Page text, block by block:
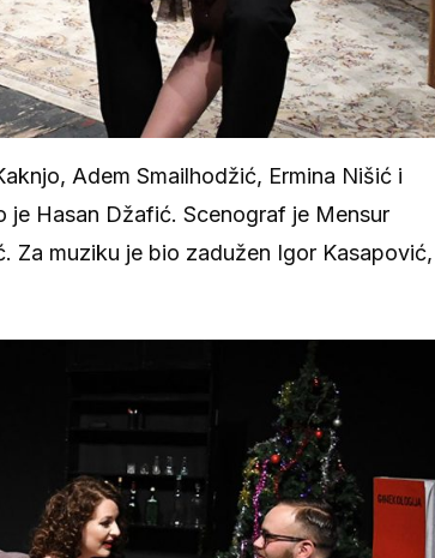
Adem Smailhodžić, Ermina Nišić i
je Hasan Džafić. Scenograf je Mensur
Za muziku je bio zadužen Igor Kasapović,